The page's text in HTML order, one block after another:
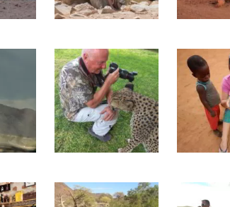
Mesa Verde.
Niesamowite
miejsce w skale